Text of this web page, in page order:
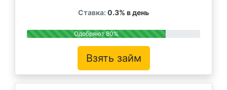
Ставка: 0.3% в день
Одобряют 80%
Взять займ